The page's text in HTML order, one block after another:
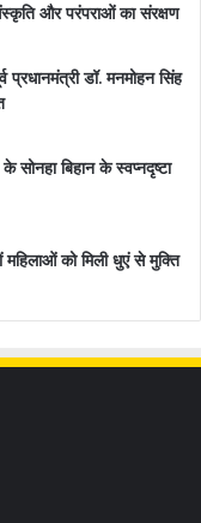
और परंपराओं का संरक्षण
प्रधानमंत्री डॉ. मनमोहन सिंह
सोनहा बिहान के स्वप्नदृष्टा
महिलाओं को मिली धुएं से मुक्ति